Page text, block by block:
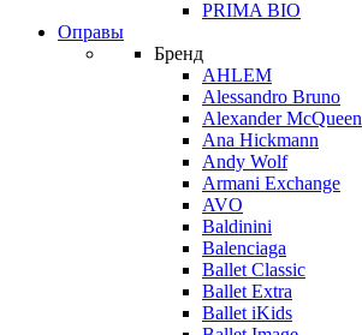
PRIMA BIO
Оправы
Бренд
AHLEM
Alessandro Bruno
Alexander McQueen
Ana Hickmann
Andy Wolf
Armani Exchange
AVO
Baldinini
Balenciaga
Ballet Classic
Ballet Extra
Ballet iKids